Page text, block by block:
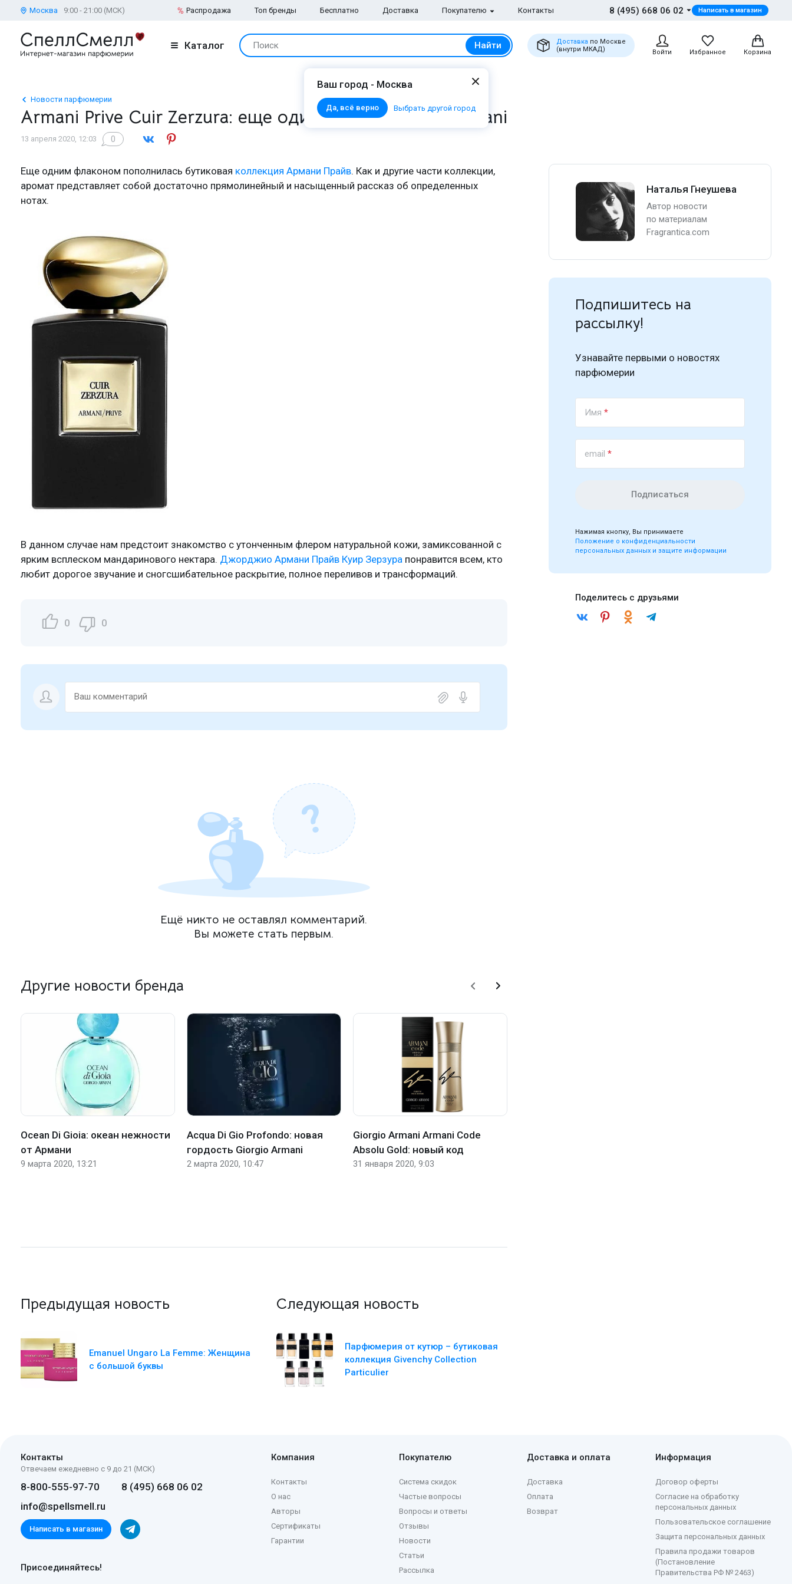
Москва 9:00 - 21:00 (МСК) Распродажа Топ бренды Бесплатно Доставка Покупателю Контакты 8 (495) 668 06 02 Написать в магазин
Каталог Поиск Найти Доставка по Москве
(внутри МКАД)
Войти Избранное Корзина
Ваш город - Москва
Да, всё верно Выбрать другой город
Новости парфюмерии
Armani Prive Cuir Zerzura: еще один изыск Giorgio Armani
13 апреля 2020, 12:03 0
Еще одним флаконом пополнилась бутиковая коллекция Армани Прайв. Как и другие части коллекции,
аромат представляет собой достаточно прямолинейный и насыщенный рассказ об определенных
нотах.
В данном случае нам предстоит знакомство с утонченным флером натуральной кожи, замиксованной с
ярким всплеском мандаринового нектара. Джорджио Армани Прайв Куир Зерзура понравится всем, кто
любит дорогое звучание и сногсшибательное раскрытие, полное переливов и трансформаций.
0 0
Ещё никто не оставлял комментарий.
Вы можете стать первым.
Другие новости бренда
Ocean Di Gioia: океан нежности
от Армани
9 марта 2020, 13:21
Acqua Di Gio Profondo: новая
гордость Giorgio Armani
2 марта 2020, 10:47
Giorgio Armani Armani Code
Absolu Gold: новый код
31 января 2020, 9:03
Предыдущая новость
Emanuel Ungaro La Femme: Женщина
с большой буквы
Следующая новость
Парфюмерия от кутюр – бутиковая
коллекция Givenchy Collection
Particulier
Наталья Гнеушева
Автор новости
по материалам
Fragrantica.com
Подпишитесь на
рассылку!
Узнавайте первыми о новостях
парфюмерии
Имя *
email *
Подписаться
Нажимая кнопку, Вы принимаете
Положение о конфиденциальности
персональных данных и защите информации
Поделитесь с друзьями
Контакты
Отвечаем ежедневно с 9 до 21 (МСК)
8-800-555-97-70
8 (495) 668 06 02
info@spellsmell.ru
Написать в магазин
Присоединяйтесь!
Компания
Контакты
О нас
Авторы
Сертификаты
Гарантии
Покупателю
Система скидок
Частые вопросы
Вопросы и ответы
Отзывы
Новости
Статьи
Рассылка
Доставка и оплата
Доставка
Оплата
Возврат
Информация
Договор оферты
Согласие на обработку
персональных данных
Пользовательское соглашение
Защита персональных данных
Правила продажи товаров
(Постановление
Правительства РФ № 2463)